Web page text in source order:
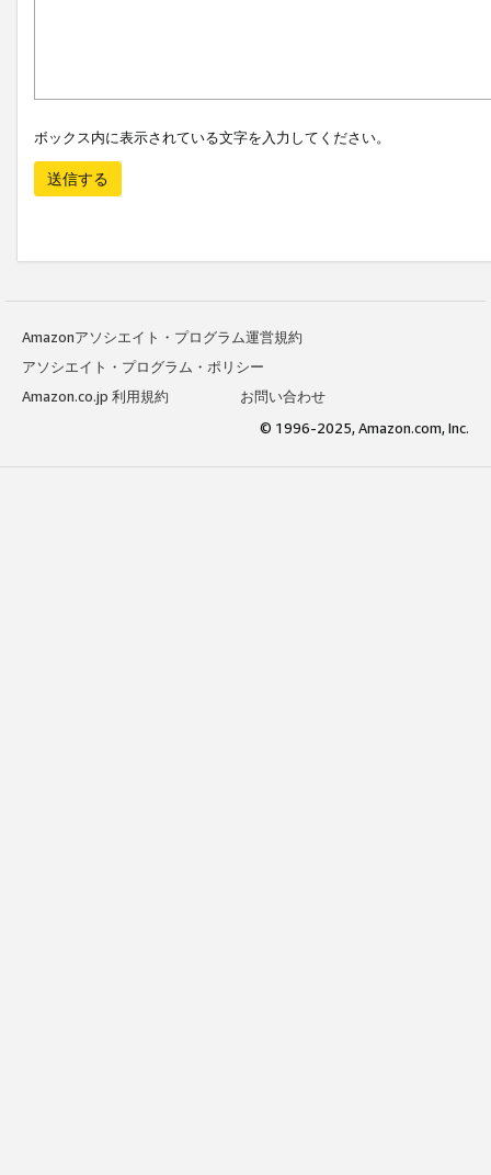
ボックス内に表示されている文字を入力してください。
送信する
Amazonアソシエイト・プログラム運営規約
アソシエイト・プログラム・ポリシー
Amazon.co.jp 利用規約
お問い合わせ
© 1996-2025, Amazon.com, Inc.